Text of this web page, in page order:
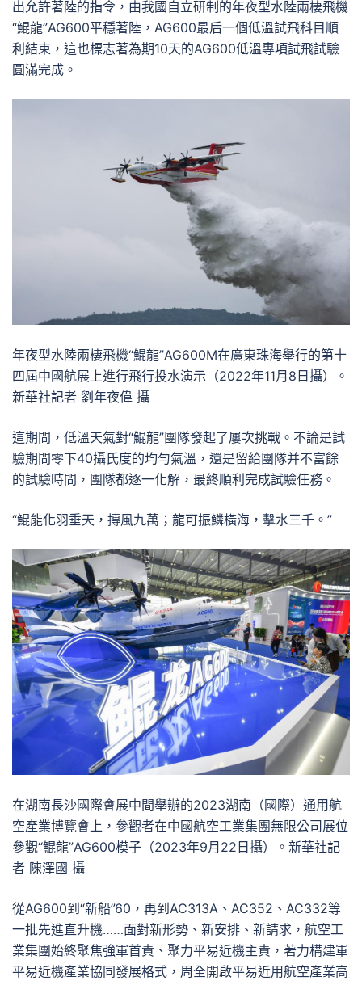
出允許著陸的指令，由我國自立研制的年夜型水陸兩棲飛機
“鯤龍”AG600平穩著陸，AG600最后一個低溫試飛科目順
利結束，這也標志著為期10天的AG600低溫專項試飛試驗
圓滿完成。
年夜型水陸兩棲飛機“鯤龍”AG600M在廣東珠海舉行的第十
四屆中國航展上進行飛行投水演示（2022年11月8日攝）。
新華社記者 劉年夜偉 攝
這期間，低溫天氣對“鯤龍”團隊發起了屢次挑戰。不論是試
驗期間零下40攝氏度的均勻氣溫，還是留給團隊并不富餘
的試驗時間，團隊都逐一化解，最終順利完成試驗任務。
“鯤能化羽垂天，摶風九萬；龍可振鱗橫海，擊水三千。”
在湖南長沙國際會展中間舉辦的2023湖南（國際）通用航
空產業博覽會上，參觀者在中國航空工業集團無限公司展位
參觀“鯤龍”AG600模子（2023年9月22日攝）。新華社記
者 陳澤國 攝
從AG600到“新船”60，再到AC313A、AC352、AC332等
一批先進直升機……面對新形勢、新安排、新請求，航空工
業集團始終聚焦強軍首責、聚力平易近機主責，著力構建軍
平易近機產業協同發展格式，周全開啟平易近用航空產業高